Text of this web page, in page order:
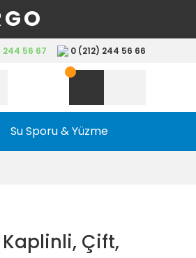
56 67 0 (212) 244 56 66
Su Sporu & Yüzme
Kaplinli, Çift,